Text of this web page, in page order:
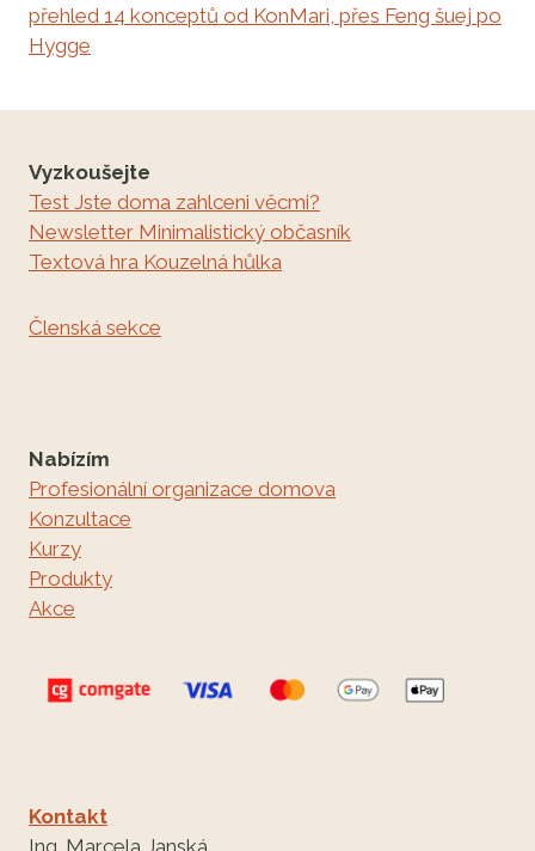
přehled 14 konceptů od KonMari, přes Feng šuej po
Hygge
Vyzkoušejte
Test Jste doma zahlceni věcmi?
Newsletter Minimalistický občasník
Textová hra Kouzelná hůlka
Členská sekce
Nabízím
Profesionální organizace domova
Konzultace
Kurzy
Produkty
Akce
Kontakt